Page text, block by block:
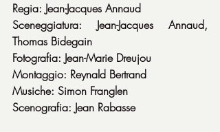
Regia: Jean-Jacques Annaud
Sceneggiatura: Jean-Jacques Annaud,
Thomas Bidegain
Fotografia: Jean-Marie Dreujou
Montaggio: Reynald Bertrand
Musiche: Simon Franglen
Scenografia: Jean Rabasse